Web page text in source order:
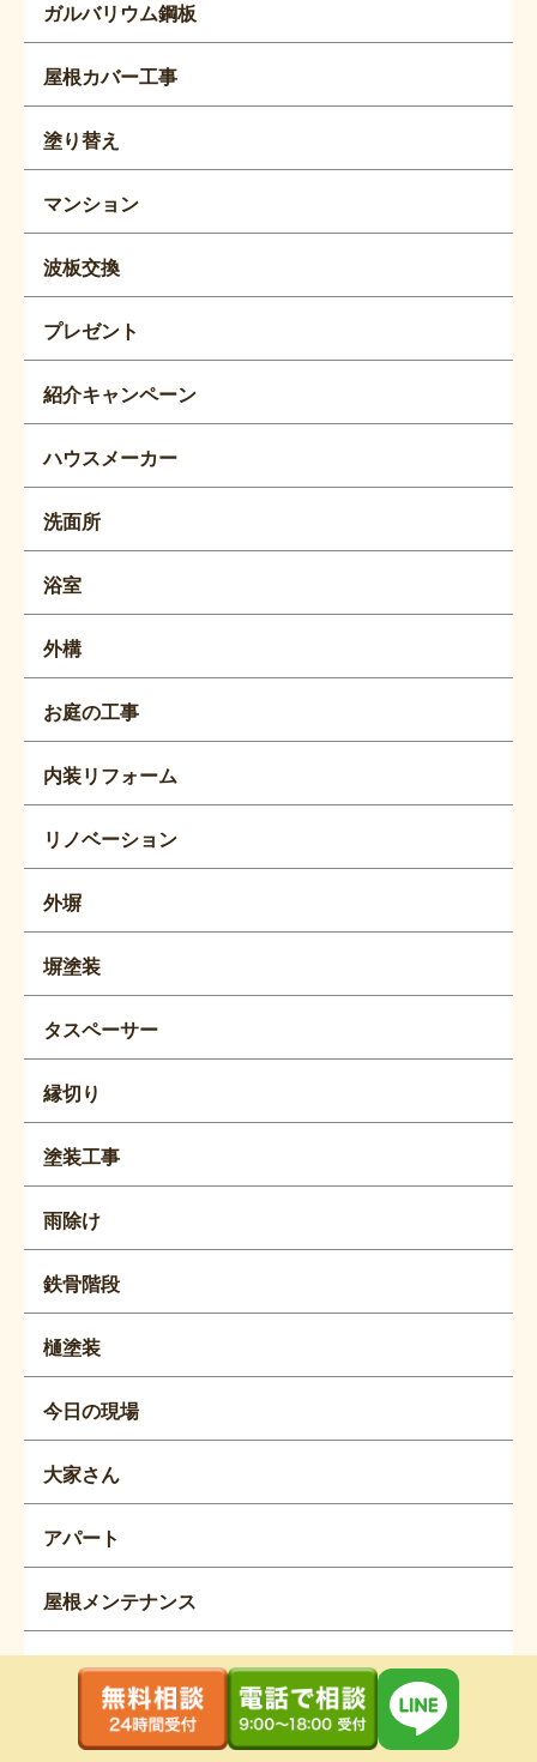
ガルバリウム鋼板
屋根カバー工事
塗り替え
マンション
波板交換
プレゼント
紹介キャンペーン
ハウスメーカー
洗面所
浴室
外構
お庭の工事
内装リフォーム
リノベーション
外塀
塀塗装
タスペーサー
縁切り
塗装工事
雨除け
鉄骨階段
樋塗装
今日の現場
大家さん
アパート
屋根メンテナンス
屋根工事
日成ホーム